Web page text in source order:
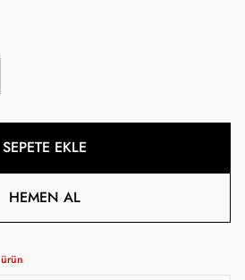
SEPETE EKLE
HEMEN AL
ürün